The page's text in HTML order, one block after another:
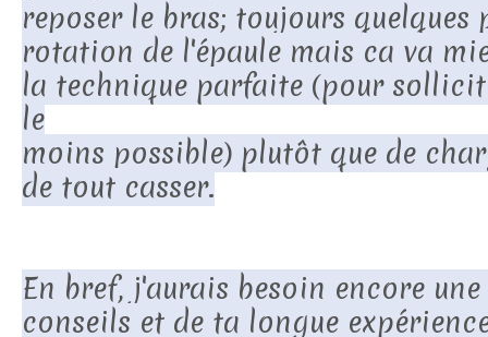
reposer le bras; toujours quelques
rotation de l'épaule mais ca va
la technique parfaite (pour
le
moins possible) plutôt que de
de tout casser.
En bref, j'aurais besoin encore
conseils et de ta longue